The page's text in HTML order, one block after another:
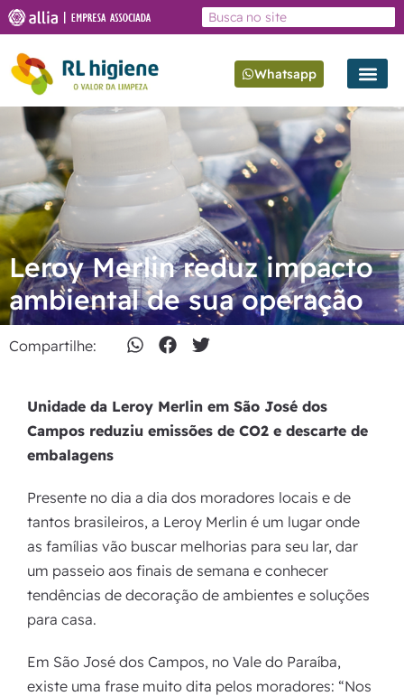
Whatsapp
Leroy Merlin reduz impacto
ambiental de sua operação
Compartilhe:
Unidade da Leroy Merlin em São José dos
Campos reduziu emissões de CO2 e descarte de
embalagens
Presente no dia a dia dos moradores locais e de
tantos brasileiros, a Leroy Merlin é um lugar onde
as famílias vão buscar melhorias para seu lar, dar
um passeio aos finais de semana e conhecer
tendências de decoração de ambientes e soluções
para casa.
Em São José dos Campos, no Vale do Paraíba,
existe uma frase muito dita pelos moradores: “Nos